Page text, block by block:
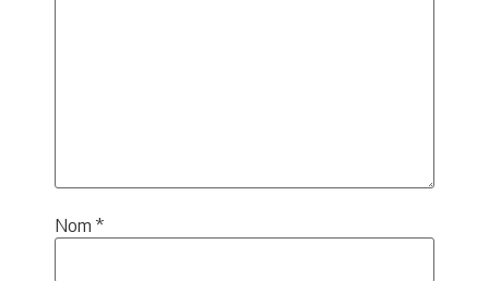
Nom *